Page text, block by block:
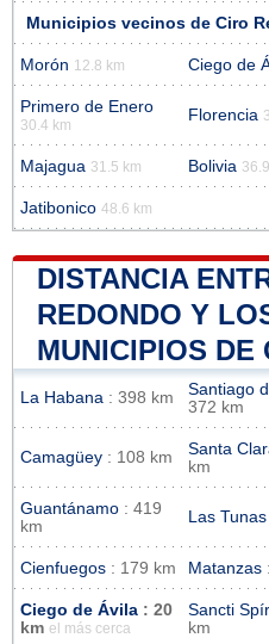
Municipios vecinos de Ciro
Morón 12.8 km Ciego de
Primero de Enero
30.4 km
Florencia
Majagua 31.5 km Bolivia
Jatibonico 48.6 km
DISTANCIA
REDONDO Y
MUNICIPIOS DE
La Habana : 398 km Santiago
372 km
Camagüey : 108 km Santa
km
Guantánamo : 419
km
Las Tunas
Cienfuegos : 179 km Matanzas
Ciego de Ávila : 20
km el más cerca
Sancti
km